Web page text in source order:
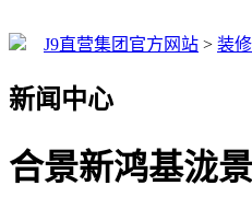
J9直营集团官方网站 > 装
新闻中心
合景新鸿基泷